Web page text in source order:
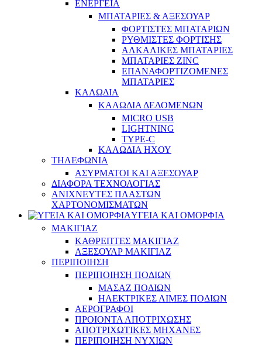
ΕΝΕΡΓΕΙΑ
ΜΠΑΤΑΡΙΕΣ & ΑΞΕΣΟΥΑΡ
ΦΟΡΤΙΣΤΕΣ ΜΠΑΤΑΡΙΩΝ
ΡΥΘΜΙΣΤΕΣ ΦΟΡΤΙΣΗΣ
ΑΛΚΑΛΙΚΕΣ ΜΠΑΤΑΡΙΕΣ
ΜΠΑΤΑΡΙΕΣ ZINC
ΕΠΑΝΑΦΟΡΤΙΖΟΜΕΝΕΣ
ΜΠΑΤΑΡΙΕΣ
ΚΑΛΩΔΙΑ
ΚΑΛΩΔΙΑ ΔΕΔΟΜΕΝΩΝ
MICRO USB
LIGHTNING
TYPE-C
ΚΑΛΩΔΙΑ ΗΧΟΥ
ΤΗΛΕΦΩΝΙΑ
ΑΣΥΡΜΑΤΟΙ ΚΑΙ ΑΞΕΣΟΥΑΡ
ΔΙΑΦΟΡΑ ΤΕΧΝΟΛΟΓΙΑΣ
ΑΝΙΧΝΕΥΤΕΣ ΠΛΑΣΤΩΝ
ΧΑΡΤΟΝΟΜΙΣΜΑΤΩΝ
ΥΓΕΙΑ ΚΑΙ ΟΜΟΡΦΙΑ
ΜΑΚΙΓΙΑΖ
ΚΑΘΡΕΠΤΕΣ ΜΑΚΙΓΙΑΖ
ΑΞΕΣΟΥΑΡ ΜΑΚΙΓΙΑΖ
ΠΕΡΙΠΟΙΗΣΗ
ΠΕΡΙΠΟΙΗΣΗ ΠΟΔΙΩΝ
ΜΑΣΑΖ ΠΟΔΙΩΝ
ΗΛΕΚΤΡΙΚΕΣ ΛΙΜΕΣ ΠΟΔΙΩΝ
ΑΕΡΟΓΡΑΦΟΙ
ΠΡΟΙΟΝΤΑ ΑΠΟΤΡΙΧΩΣΗΣ
ΑΠΟΤΡΙΧΩΤΙΚΕΣ ΜΗΧΑΝΕΣ
ΠΕΡΙΠΟΙΗΣΗ ΝΥΧΙΩΝ